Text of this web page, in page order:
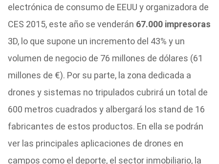
electrónica de consumo de EEUU y organizadora de
CES 2015, este año se venderán 67.000 impresoras
3D, lo que supone un incremento del 43% y un
volumen de negocio de 76 millones de dólares (61
millones de €). Por su parte, la zona dedicada a
drones y sistemas no tripulados cubrirá un total de
600 metros cuadrados y albergará los stand de 16
fabricantes de estos productos. En ella se podrán
ver las principales aplicaciones de drones en
campos como el deporte, el sector inmobiliario, la